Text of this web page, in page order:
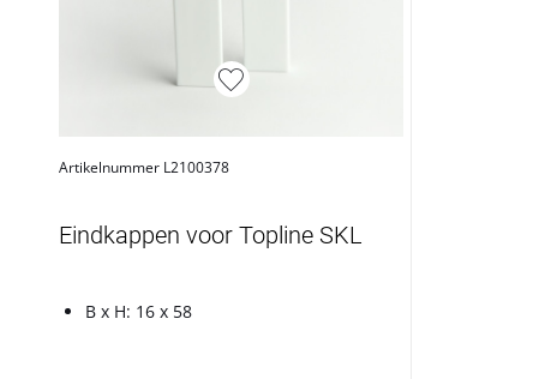
Artikelnummer L2100378
Eindkappen voor Topline SKL
B x H: 16 x 58